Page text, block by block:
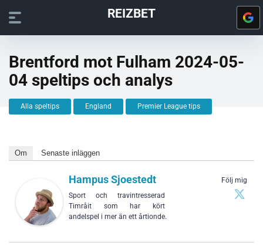
REIZBET
Brentford mot Fulham 2024-05-
04 speltips och analys
Alla speltips England Premier League tips
Om Senaste inläggen
Följ mig
Hampus Sjoestedt
Sport och travintresserad
Timråit som har kört
andelspel i mer än ett årtionde.